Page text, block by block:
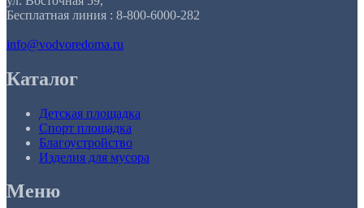
Бесплатная линия : 8-800-6000-282
info@vodvoredoma.ru
Каталог
Детская площадка
Спорт площадка
Благоустройство
Изделия для мусора
Меню